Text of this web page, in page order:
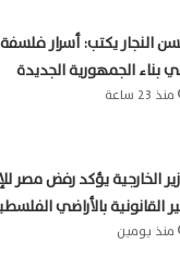
النجار يكتب: أسرار
بناء الجمهورية الجديدة
منذ 23 ساعة
الخارجية يؤكد رفض مصر
القانونية بالأراضي
منذ يومين